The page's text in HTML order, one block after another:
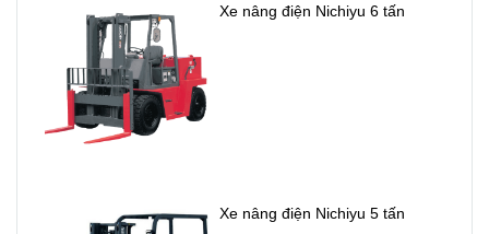
Xe nâng điện Nichiyu 6 tấn
Xe nâng điện Nichiyu 5 tấn